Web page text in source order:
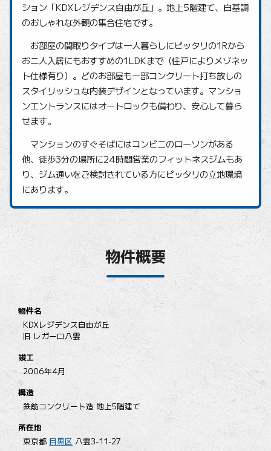
ション「KDXレジデンス自由が丘」。地上5階建て、白基調
のおしゃれな外観の集合住宅です。
お部屋の間取りタイプは一人暮らしにピッタリの1Rから
お二人入居にもおすすめの1LDKまで（住戸によりメゾネッ
ト仕様有り）。どのお部屋も一部コンクリート打ち放しの
スタイリッシュな内装デザインとなっています。マンショ
ンエントランスにはオートロックも備わり、安心して暮ら
せます。
マンションのすぐそばにはコンビニのローソンがある
他、徒歩3分の場所に24時間営業のフィットネスジムもあ
り、ジム通いをご検討されている方にピッタリの立地環境
にあります。
物件概要
物件名
KDXレジデンス自由が丘
旧 レガーロ八雲
竣工
2006年4月
構造
鉄筋コンクリート造 地上5階建て
所在地
東京都 目黒区 八雲3-11-27